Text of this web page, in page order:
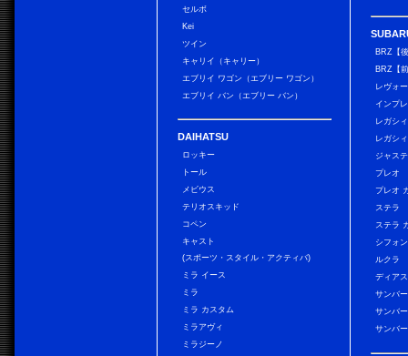
セルボ
Kei
ツイン
キャリイ（キャリー）
エブリイ ワゴン（エブリー ワゴン）
エブリイ バン（エブリー バン）
DAIHATSU
ロッキー
トール
メビウス
テリオスキッド
コペン
キャスト
(スポーツ・スタイル・アクティバ)
ミラ イース
ミラ
ミラ カスタム
ミラアヴィ
ミラジーノ
BRZ【
BRZ【
レヴォ
インプ
レガシ
レガシ
ジャス
プレオ
プレオ
ステラ
ステラ
シフォ
ルクラ
ディア
サンバ
サンバ
サンバ